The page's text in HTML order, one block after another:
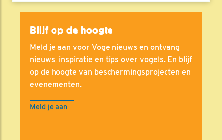
Blijf op de hoogte
Meld je aan voor Vogelnieuws en ontvang
nieuws, inspiratie en tips over vogels. En blijf
op de hoogte van beschermingsprojecten en
evenementen.
Meld je aan